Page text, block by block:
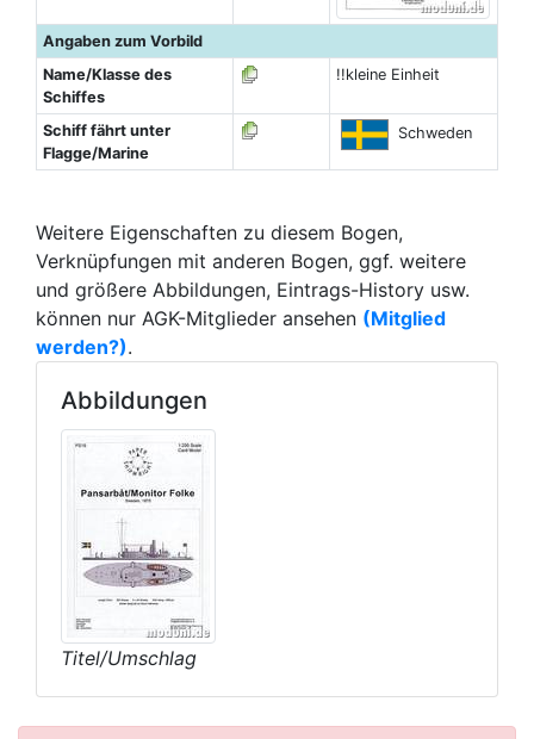
Angaben zum Vorbild
Name/Klasse des
Schiffes
!!kleine Einheit
Schiff fährt unter
Flagge/Marine
Schweden
Weitere Eigenschaften zu diesem Bogen,
Verknüpfungen mit anderen Bogen, ggf. weitere
und größere Abbildungen, Eintrags-History usw.
können nur AGK-Mitglieder ansehen (Mitglied
werden?).
Abbildungen
Titel/Umschlag